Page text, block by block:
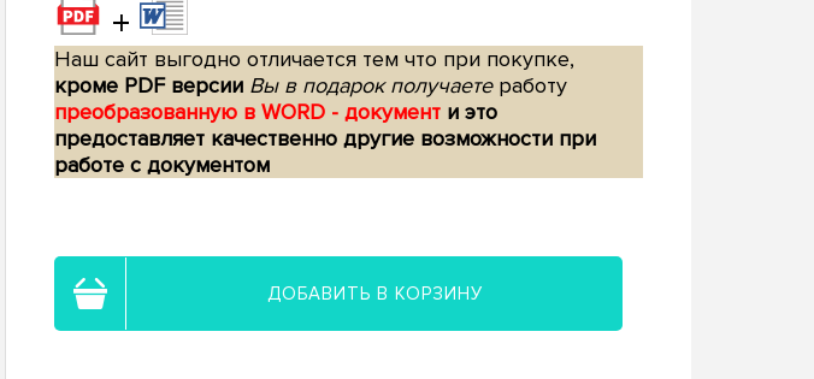
+
Наш сайт выгодно отличается тем что при покупке,
кроме PDF версии Вы в подарок получаетеработу
преобразованную в WORD - документ и это
предоставляет качественно другие возможности при
работе с документом
ДОБАВИТЬ В КОРЗИНУ